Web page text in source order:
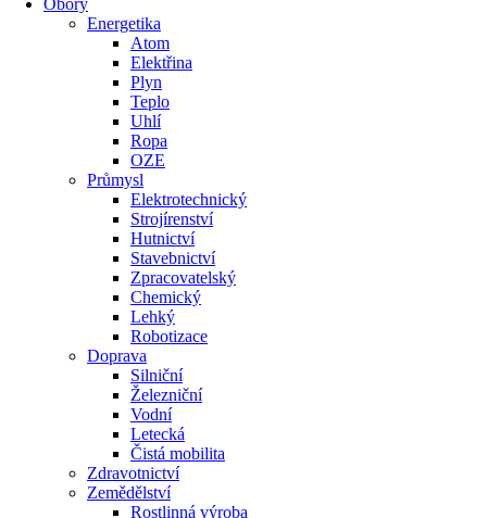
Energetika
Atom
Elektřina
Plyn
Teplo
Uhlí
Ropa
OZE
Průmysl
Elektrotechnický
Strojírenství
Hutnictví
Stavebnictví
Zpracovatelský
Chemický
Lehký
Robotizace
Doprava
Silniční
Železniční
Vodní
Letecká
Čistá mobilita
Zdravotnictví
Zemědělství
Rostlinná výroba